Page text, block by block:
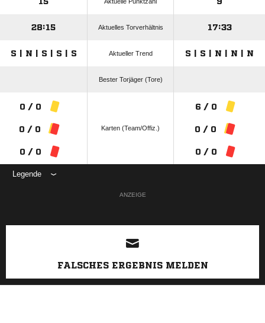
28:15 Aktuelles Torverhältnis 17:33
S | N | S | S | S Aktueller Trend S | S | N | N | N
Bester Torjäger (Tore)
0 / 0
0 / 0
0 / 0
Karten (Team/Offiz.)
6 / 0
0 / 0
0 / 0
Legende
ANZEIGE
FALSCHES ERGEBNIS MELDEN